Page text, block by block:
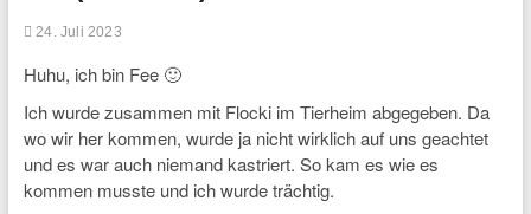
24. Juli 2023
Huhu, ich bin Fee 🙂
Ich wurde zusammen mit Flocki im Tierheim abgegeben. Da
wo wir her kommen, wurde ja nicht wirklich auf uns geachtet
und es war auch niemand kastriert. So kam es wie es
kommen musste und ich wurde trächtig.